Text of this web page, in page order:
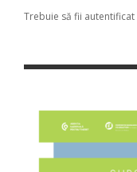
Trebuie să fii autentificat